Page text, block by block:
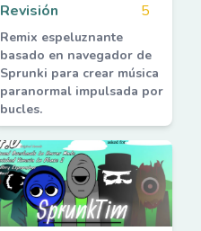
Revisión
5
Remix espeluznante
basado en navegador de
Sprunki para crear música
paranormal impulsada por
bucles.